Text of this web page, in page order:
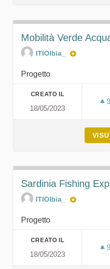
Mobilità Verde
ITIOlbia_
Progetto
CREATO IL
18/05/2023
9
Sardinia Fishing
ITIOlbia_
Progetto
CREATO IL
18/05/2023
9